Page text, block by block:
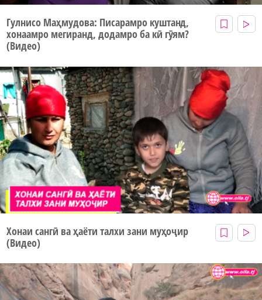
Гулнисо Маҳмудова: Писарамро куштанд,
хонаамро мегиранд, додамро ба кӣ гӯям?
(Видео)
Хонаи сангӣ ва ҳаёти талхи зани муҳоҷир
(Видео)